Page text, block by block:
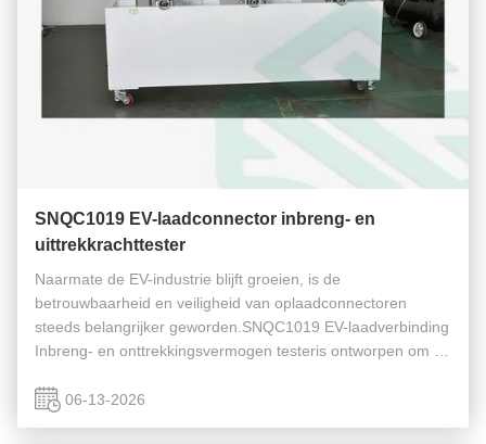
SNQC1019 EV-laadconnector inbreng- en
uittrekkrachttester
Naarmate de EV-industrie blijft groeien, is de
betrouwbaarheid en veiligheid van oplaadconnectoren
steeds belangrijker geworden.SNQC1019 EV-laadverbinding
Inbreng- en onttrekkingsvermogen testeris ontworpen om de
voertuiginlaten en vergrendelingsmech...
06-13-2026